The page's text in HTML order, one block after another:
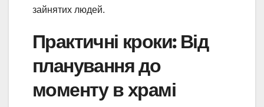
зайнятих людей.
Практичні кроки: Від
планування до
моменту в храмі